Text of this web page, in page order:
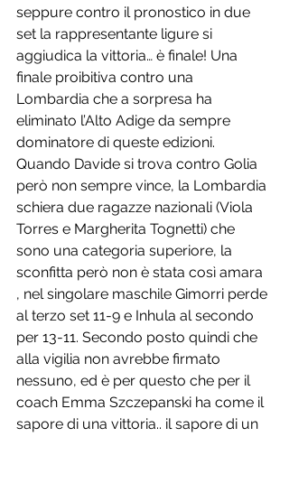
seppure contro il pronostico in due
set la rappresentante ligure si
aggiudica la vittoria… è finale! Una
finale proibitiva contro una
Lombardia che a sorpresa ha
eliminato l’Alto Adige da sempre
dominatore di queste edizioni.
Quando Davide si trova contro Golia
però non sempre vince, la Lombardia
schiera due ragazze nazionali (Viola
Torres e Margherita Tognetti) che
sono una categoria superiore, la
sconfitta però non è stata così amara
, nel singolare maschile Gimorri perde
al terzo set 11-9 e Inhula al secondo
per 13-11. Secondo posto quindi che
alla vigilia non avrebbe firmato
nessuno, ed è per questo che per il
coach Emma Szczepanski ha come il
sapore di una vittoria.. il sapore di un